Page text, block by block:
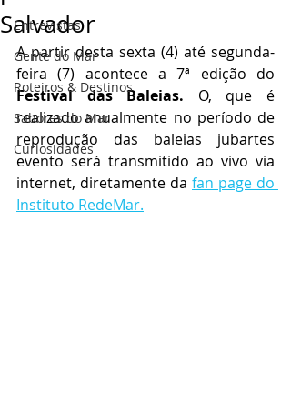
Entrevistas
Gente do Mar
Roteiros & Destinos
Sabores do Mar
Curiosidades
Salvador
A partir desta sexta (4) até segunda-
Festival das Baleias. O, que é
realizado anualmente no período de
reprodução das baleias jubartes
evento será transmitido ao vivo via
internet, diretamente da fan page do
Instituto RedeMar.